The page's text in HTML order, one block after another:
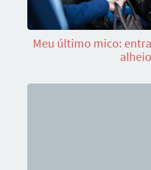
Meu último mico:
alheio